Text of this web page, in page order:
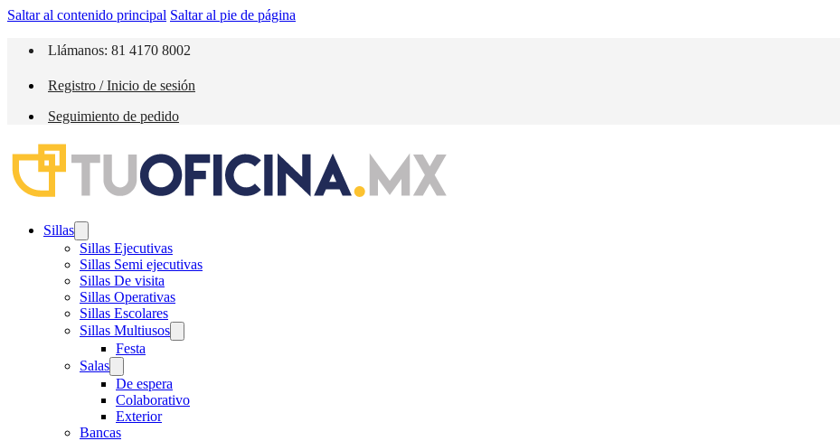
Saltar al contenido principal Saltar al pie de página
Llámanos: 81 4170 8002
Registro / Inicio de sesión
Seguimiento de pedido
Sillas
Sillas Ejecutivas
Sillas Semi ejecutivas
Sillas De visita
Sillas Operativas
Sillas Escolares
Sillas Multiusos
Festa
Salas
De espera
Colaborativo
Exterior
Bancas